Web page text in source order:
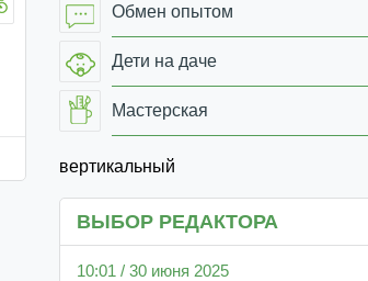
Обмен опытом
Дети на даче
Мастерская
вертикальный
ВЫБОР РЕДАКТОРА
10:01 / 30 июня 2025